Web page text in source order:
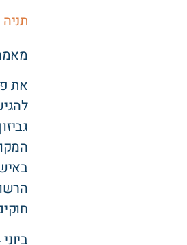
את